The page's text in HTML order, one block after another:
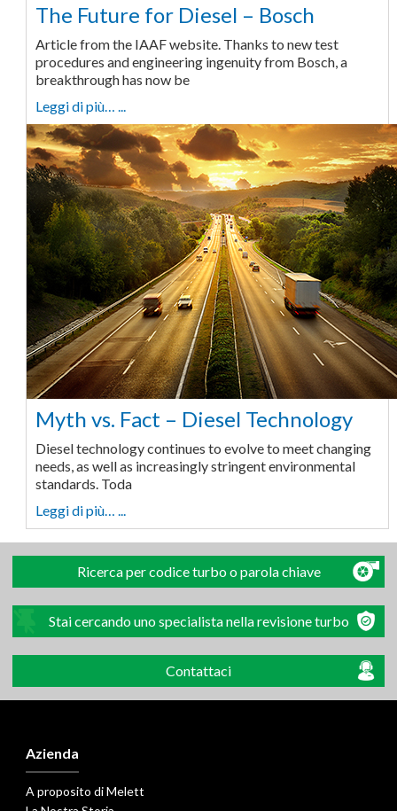
The Future for Diesel – Bosch
Article from the IAAF website. Thanks to new test
procedures and engineering ingenuity from Bosch, a
breakthrough has now be
Leggi di più… ...
Myth vs. Fact – Diesel Technology
Diesel technology continues to evolve to meet changing
needs, as well as increasingly stringent environmental
standards. Toda
Leggi di più… ...
Ricerca per codice turbo o parola chiave
Stai cercando uno specialista nella revisione turbo
Contattaci
Azienda
A proposito di Melett